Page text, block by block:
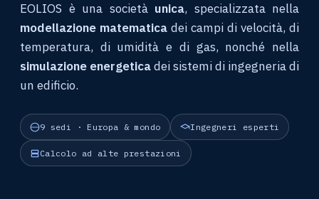
EOLIOS è una società unica, specializzata nella
modellazione matematica dei campi di velocità, di
temperatura, di umidità e di gas, nonché nella
simulazione energeticadei sistemi di ingegneria di
un edificio.
9 sedi · Europa & mondo Ingegneri esperti
Calcolo ad alte prestazioni